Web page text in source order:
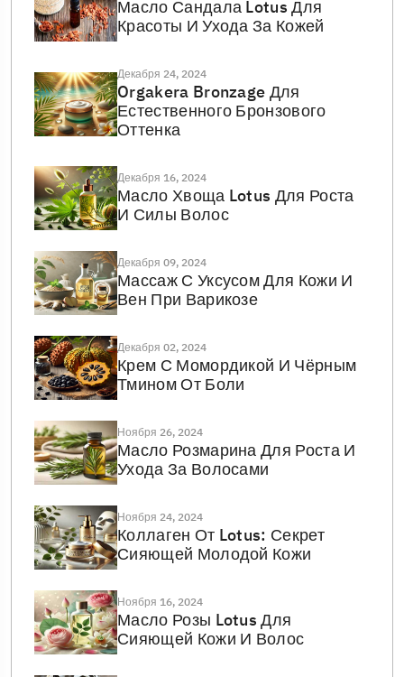
Масло Сандала Lotus Для
Красоты И Ухода За Кожей
Декабря 24, 2024
Orgakera Bronzage Для
Естественного Бронзового
Оттенка
Декабря 16, 2024
Масло Хвоща Lotus Для Роста
И Силы Волос
Декабря 09, 2024
Массаж С Уксусом Для Кожи И
Вен При Варикозе
Декабря 02, 2024
Крем С Момордикой И Чёрным
Тмином От Боли
Ноября 26, 2024
Масло Розмарина Для Роста И
Ухода За Волосами
Ноября 24, 2024
Коллаген От Lotus: Секрет
Сияющей Молодой Кожи
Ноября 16, 2024
Масло Розы Lotus Для
Сияющей Кожи И Волос